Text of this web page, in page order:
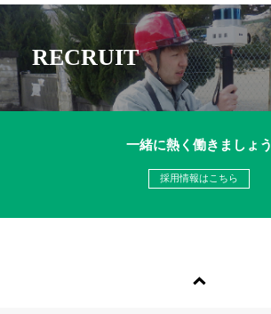
RECRUIT
一緒に熱く働きましょう
採用情報はこちら